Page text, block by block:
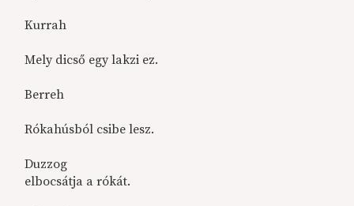
Kurrah
Mely dicső egy lakzi ez.
Berreh
Rókahúsból csibe lesz.
Duzzog
elbocsátja a rókát.